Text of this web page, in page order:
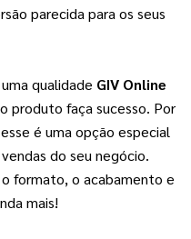
parecida para os seus
qualidade GIV Online
produto faça sucesso. Por
é uma opção especial
do seu negócio.
formato, o acabamento e
mais!